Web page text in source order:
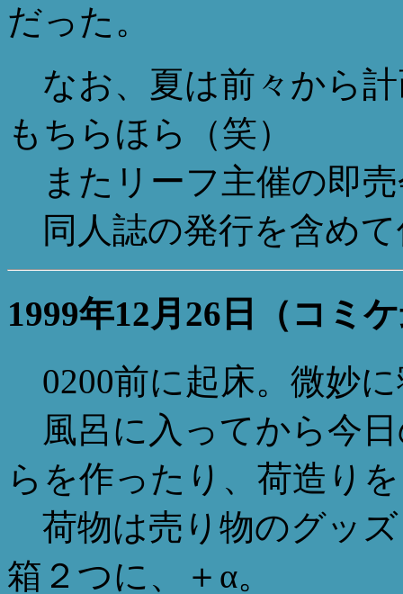
だった。
なお、夏は前々から
もちらほら（笑）
またリーフ主催の即
同人誌の発行を含め
1999年12月26日（コミ
0200前に起床。微妙
風呂に入ってから今
らを作ったり、荷造り
荷物は売り物のグッ
箱２つに、＋α。